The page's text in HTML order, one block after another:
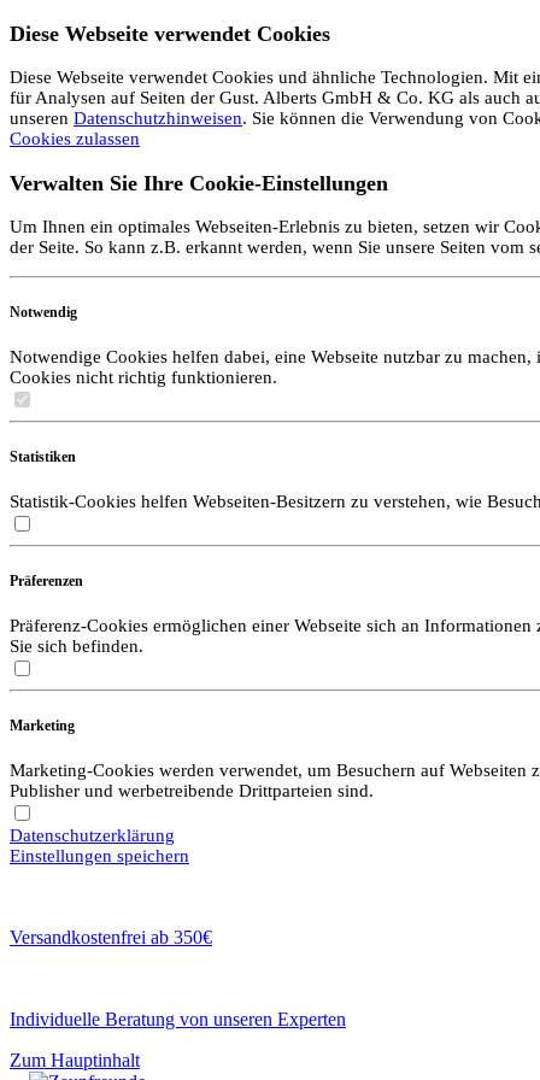
Diese Webseite verwendet Cookies
Diese Webseite verwendet Cookies und ähnliche Technologien. Mit
für Analysen auf Seiten der Gust. Alberts GmbH & Co. KG als auch
unseren Datenschutzhinweisen. Sie können die Verwendung von
Cookies zulassen
Verwalten Sie Ihre Cookie-Einstellungen
Um Ihnen ein optimales Webseiten-Erlebnis zu bieten, setzen wir
der Seite. So kann z.B. erkannt werden, wenn Sie unsere Seiten
Notwendig
Notwendige Cookies helfen dabei, eine Webseite nutzbar zu
Cookies nicht richtig funktionieren.
Statistiken
Statistik-Cookies helfen Webseiten-Besitzern zu verstehen, wie
Präferenzen
Präferenz-Cookies ermöglichen einer Webseite sich an
Sie sich befinden.
Marketing
Marketing-Cookies werden verwendet, um Besuchern auf
Publisher und werbetreibende Drittparteien sind.
Datenschutzerklärung
Einstellungen speichern
Versandkostenfrei ab 350€
Individuelle Beratung von unseren Experten
Zum Hauptinhalt